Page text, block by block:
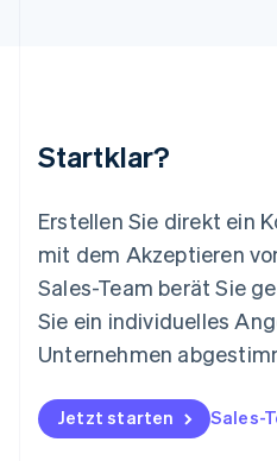
Startklar?
Erstellen Sie direkt ein
mit dem Akzeptieren
Sales-Team berät Sie
Sie ein individuelles
Unternehmen
Jetzt starten Sales-
Mexiko
English
Niederlande
Nederlands English
Norwegen
English
Österreich
Polen
English
Portugal